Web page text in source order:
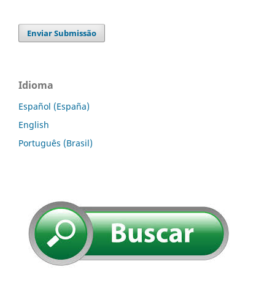
Enviar Submissão
Idioma
Español (España)
English
Português (Brasil)